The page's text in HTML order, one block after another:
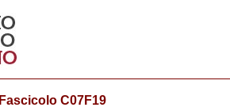
Fascicolo C07F19